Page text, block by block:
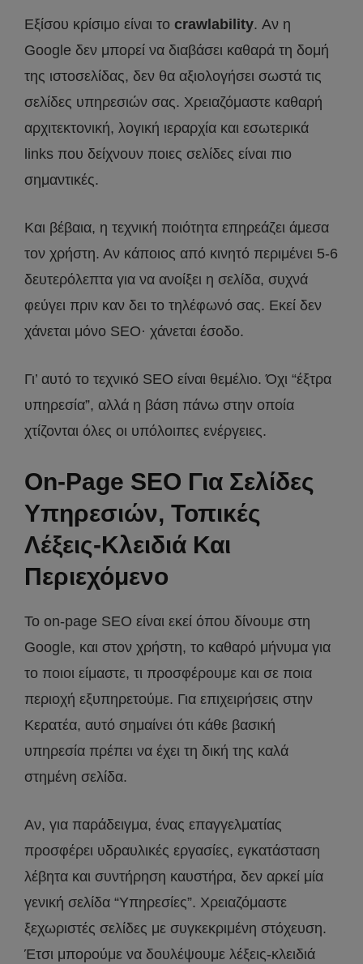
Εξίσου κρίσιμο είναι το crawlability. Αν η
Google δεν μπορεί να διαβάσει καθαρά τη δομή
της ιστοσελίδας, δεν θα αξιολογήσει σωστά τις
σελίδες υπηρεσιών σας. Χρειαζόμαστε καθαρή
αρχιτεκτονική, λογική ιεραρχία και εσωτερικά
links που δείχνουν ποιες σελίδες είναι πιο
σημαντικές.
Και βέβαια, η τεχνική ποιότητα επηρεάζει άμεσα
τον χρήστη. Αν κάποιος από κινητό περιμένει 5-6
δευτερόλεπτα για να ανοίξει η σελίδα, συχνά
φεύγει πριν καν δει το τηλέφωνό σας. Εκεί δεν
χάνεται μόνο SEO· χάνεται έσοδο.
Γι’ αυτό το τεχνικό SEO είναι θεμέλιο. Όχι “έξτρα
υπηρεσία”, αλλά η βάση πάνω στην οποία
χτίζονται όλες οι υπόλοιπες ενέργειες.
On-Page SEO Για Σελίδες
Υπηρεσιών, Τοπικές
Λέξεις-Κλειδιά Και
Περιεχόμενο
Το on-page SEO είναι εκεί όπου δίνουμε στη
Google, και στον χρήστη, το καθαρό μήνυμα για
το ποιοι είμαστε, τι προσφέρουμε και σε ποια
περιοχή εξυπηρετούμε. Για επιχειρήσεις στην
Κερατέα, αυτό σημαίνει ότι κάθε βασική
υπηρεσία πρέπει να έχει τη δική της καλά
στημένη σελίδα.
Αν, για παράδειγμα, ένας επαγγελματίας
προσφέρει υδραυλικές εργασίες, εγκατάσταση
λέβητα και συντήρηση καυστήρα, δεν αρκεί μία
γενική σελίδα “Υπηρεσίες”. Χρειαζόμαστε
ξεχωριστές σελίδες με συγκεκριμένη στόχευση.
Έτσι μπορούμε να δουλέψουμε λέξεις-κλειδιά